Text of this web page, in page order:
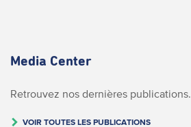
Media Center
Retrouvez nos dernières publications.
VOIR TOUTES LES PUBLICATIONS